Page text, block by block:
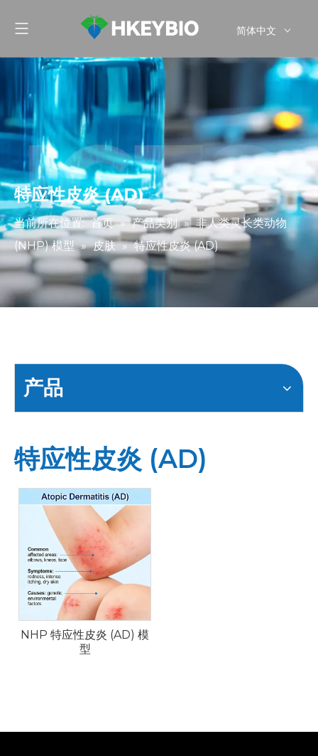
简体中文
特应性皮炎 (AD)
当前所在位置: 首页 » 产品类别 » 非人类灵长类动物
(NHP) 模型 » 皮肤 » 特应性皮炎 (AD)
产品
特应性皮炎 (AD)
NHP 特应性皮炎 (AD) 模
型